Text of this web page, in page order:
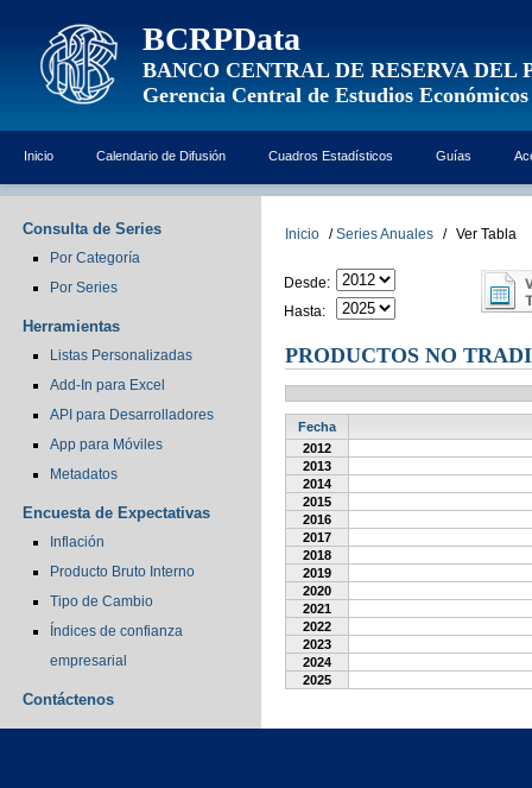
BCRPData
BANCO CENTRAL DE RESERVA DEL
Gerencia Central de Estudios Económicos
Inicio Calendario de Difusión Cuadros Estadísticos Guías
Consulta de Series
Por Categoría
Por Series
Herramientas
Listas Personalizadas
Add-In para Excel
API para Desarrolladores
App para Móviles
Metadatos
Encuesta de Expectativas
Inflación
Producto Bruto Interno
Tipo de Cambio
Índices de confianza
empresarial
Contáctenos
Inicio / Series Anuales / Ver Tabla
Desde:
Hasta:
PRODUCTOS NO
Fecha
2012
2013
2014
2015
2016
2017
2018
2019
2020
2021
2022
2023
2024
2025